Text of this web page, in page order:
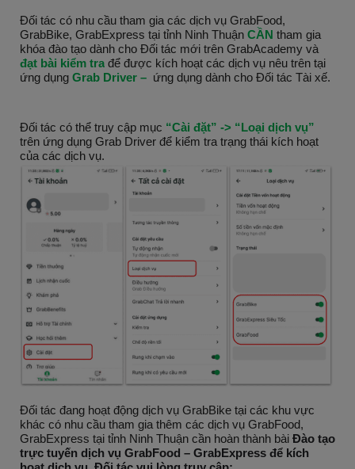
Đối tác có nhu cầu tham gia các dịch vụ GrabFood,
GrabBike, GrabExpress tại tỉnh Ninh Thuận CẦN tham gia
khóa đào tạo dành cho Đối tác mới trên GrabAcademy và
đạt bài kiểm tra để được kích hoạt các dịch vụ nêu trên tại
ứng dụng Grab Driver – ứng dụng dành cho Đối tác Tài xế.
Đối tác có thể truy cập mục “Cài đặt” -> “Loại dịch vụ”
trên ứng dụng Grab Driver để kiểm tra trạng thái kích hoạt
của các dịch vụ.
Đối tác đang hoạt động dịch vụ GrabBike tại các khu vực
khác có nhu cầu tham gia thêm các dịch vụ GrabFood,
GrabExpress tại tỉnh Ninh Thuận cần hoàn thành bài Đào tạo
trực tuyến dịch vụ GrabFood – GrabExpress để kích